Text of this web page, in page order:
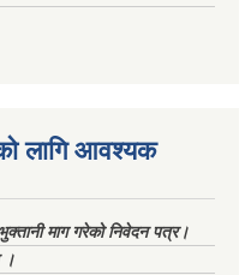
लागि आवश्यक
माग गरेको निवेदन पत्र।
।